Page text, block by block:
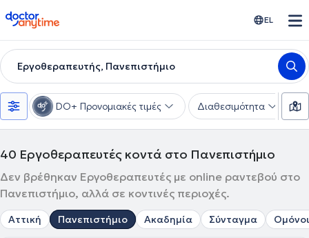
doctoranytime EL
Εργοθεραπευτής, Πανεπιστήμιο
DO+ Προνομιακές τιμές Διαθεσιμότητα
40 Εργοθεραπευτές κοντά στο Πανεπιστήμιο
Δεν βρέθηκαν Εργοθεραπευτές με online ραντεβού στο
Πανεπιστήμιο, αλλά σε κοντινές περιοχές.
Αττική Πανεπιστήμιο Ακαδημία Σύνταγμα